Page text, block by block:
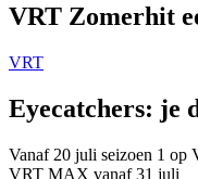
VRT Zomerhit
VRT
Eyecatchers: je
Vanaf 20 juli seizoen 1 op
VRT MAX vanaf 31 juli